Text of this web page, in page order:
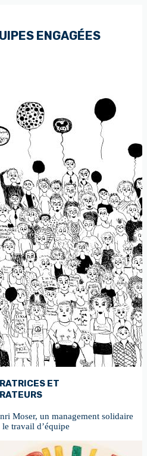
ENGAGÉES
ET
Moser, un management solidaire
travail d’équipe